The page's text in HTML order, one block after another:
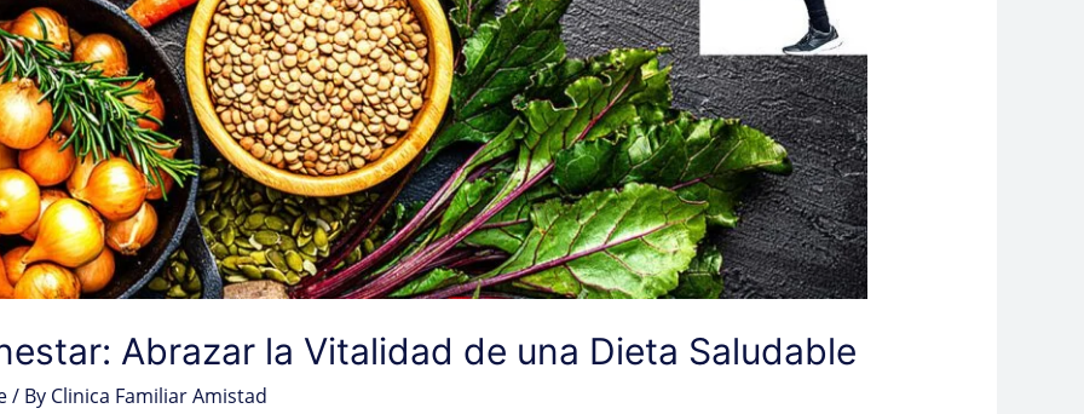
Abrazar la Vitalidad de una Dieta Saludable
/ By Clinica Familiar Amistad